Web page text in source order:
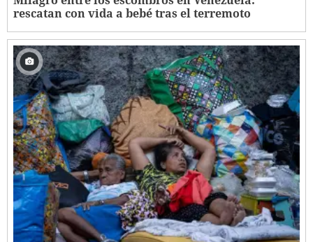
rescatan con vida a bebé tras el terremoto